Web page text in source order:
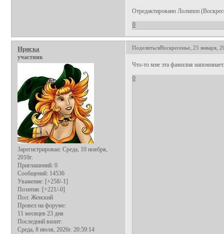
Отредактировано Лолипоп
0
ПоделитьсяВоскресенье, 25 января,
Ириска
участник
Зарегистрирован: Среда, 10 ноября,
2010г.
Приглашений: 0
Сообщений: 14536
Уважение: [+258/-1]
Позитив: [+221/-0]
Пол: Женский
Провел на форуме:
11 месяцев 23 дня
Последний визит:
Среда, 8 июля, 2026г. 20:59:14
Что-то мне эта фамилия
0